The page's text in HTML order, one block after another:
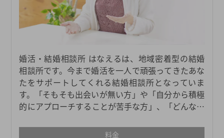
婚活・結婚相談所 はなえるは、地域密着型の結婚
相談所です。今まで婚活を一人で頑張ってきたあな
たをサポートしてくれる結婚相談所となっていま
す。「そもそも出会いが無い方」や「自分から積極
的にアプローチすることが苦手な方」、「どんなタ
方との会話が少し緊張する方」にもおすすめです。
料金